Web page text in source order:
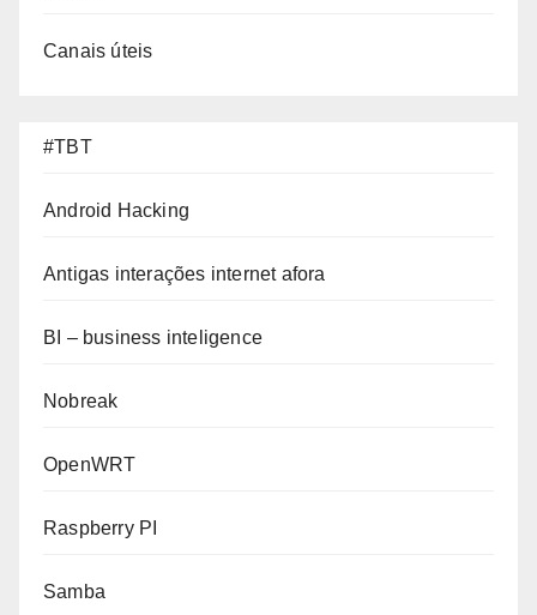
Canais úteis
#TBT
Android Hacking
Antigas interações internet afora
BI – business inteligence
Nobreak
OpenWRT
Raspberry PI
Samba